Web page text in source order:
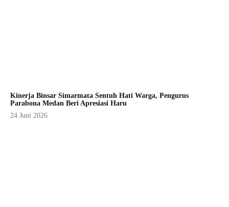
Kinerja Binsar Simarmata Sentuh Hati Warga, Pengurus
Parabona Medan Beri Apresiasi Haru
24 Juni 2026